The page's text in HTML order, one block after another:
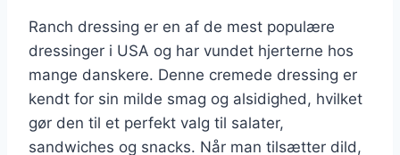
Ranch dressing er en af de mest populære
dressinger i USA og har vundet hjerterne hos
mange danskere. Denne cremede dressing er
kendt for sin milde smag og alsidighed, hvilket
gør den til et perfekt valg til salater,
sandwiches og snacks. Når man tilsætter dild,